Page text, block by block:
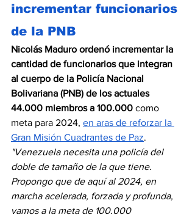
incrementar funcionarios
de la PNB
Nicolás Maduro ordenó incrementar la
cantidad de funcionarios que integran
al cuerpo de la Policía Nacional
Bolivariana (PNB) de los actuales
44.000 miembros a 100.000 como
meta para 2024, en aras de reforzar la
Gran Misión Cuadrantes de Paz.
"Venezuela necesita una policía del
doble de tamaño de la que tiene.
Propongo que de aquí al 2024, en
marcha acelerada, forzada y profunda,
vamos a la meta de 100.000